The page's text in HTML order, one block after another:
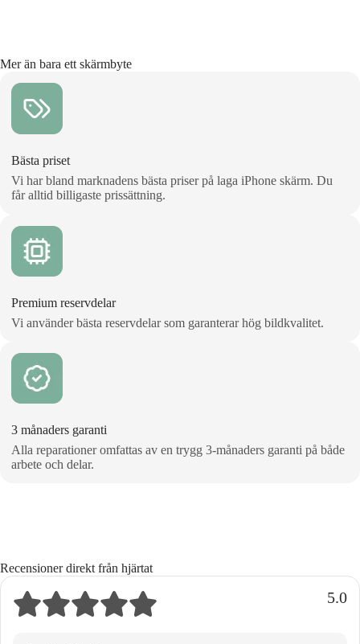
Mer än bara ett skärmbyte
Bästa priset
Vi har bland marknadens bästa priser på laga iPhone skärm. Du
får alltid billigaste prissättning.
Premium reservdelar
Vi använder bästa reservdelar som garanterar hög bildkvalitet.
3 månaders garanti
Alla reparationer omfattas av en trygg 3‑månaders garanti på både
arbete och delar.
Recensioner direkt från hjärtat
5.0